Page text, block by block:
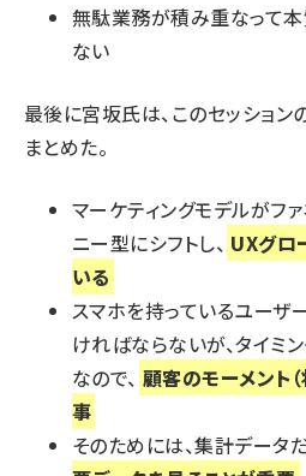
無駄業務が積み重なって
ない
最後に宮坂氏は、このセッショ
まとめた。
マーケティングモデルがフ
ニー型にシフトし、 UXグロ
いる
スマホを持っているユーザ
ければならないが、タイミ
なので、 顧客のモーメント
事
そのためには、集計データ